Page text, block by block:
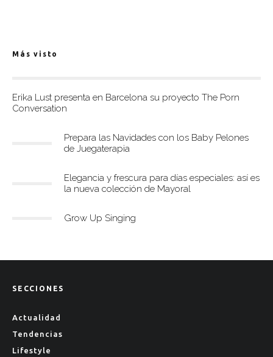
Más visto
Erika Lust presenta en Barcelona su proyecto The Porn
Conversation
Prepara las Navidades con los Baby Pelones
de Juegaterapia
Elegancia y frescura para días especiales: así es
la nueva colección de Mayoral
Grow Up Singing
SECCIONES
Actualidad
Tendencias
Lifestyle